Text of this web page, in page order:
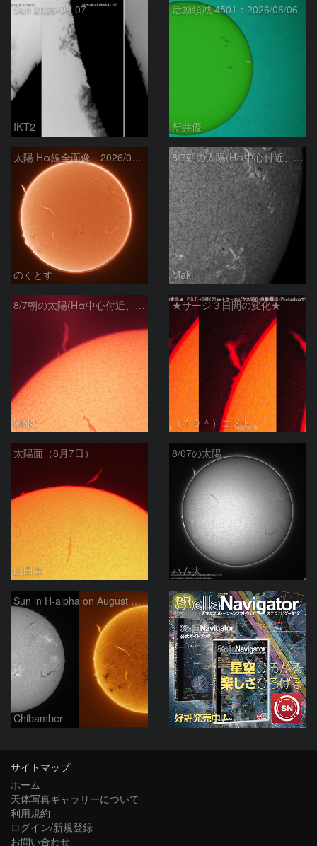
Sun 2026-08-07
IKT2
活動領域 4501：2026/08/06
新井優
太陽 Hα線全面像 2026/08/07
のくとす
8/7朝の太陽(Hα中心付近、4498、4502付近)
Maki
8/7朝の太陽(Hα中心付近、プロミネンス)
Maki
★サージ３日間の変化★
（＾０＾）コメト
太陽面（8月7日）
山田昇
8/07の太陽
ハム太
Sun in H-alpha on August 7, 2026
Chibamber
PR
サイトマップ
ホーム
天体写真ギャラリーについて
利用規約
ログイン/新規登録
お問い合わせ